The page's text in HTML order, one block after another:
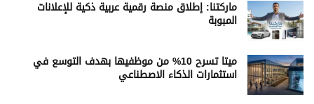
ماركتنا: إطلاق منصة رقمية عربية ذكية للإعلانات
المبوبة
ميتا تسرح 10% من موظفيها بهدف التوسع في
استثمارات الذكاء الاصطناعي